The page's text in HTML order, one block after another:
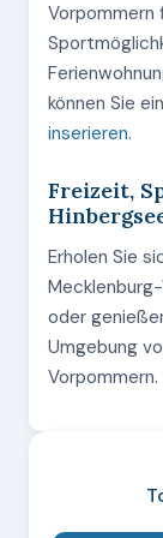
Vorpommern
können Sie
inserieren.
Freizeit,
Erholen Sie
oder
Umgebung
Vorpommern.